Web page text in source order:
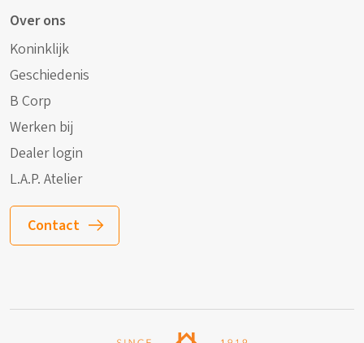
Over ons
Koninklijk
Geschiedenis
B Corp
Werken bij
Dealer login
L.A.P. Atelier
Contact